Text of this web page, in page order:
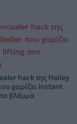
hack της Hailey
χαρίζει instant
βλέμμα